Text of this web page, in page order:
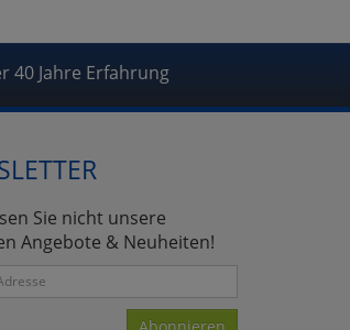
40 Jahre Erfahrung
Sie nicht unsere
Angebote & Neuheiten!
Abonnieren